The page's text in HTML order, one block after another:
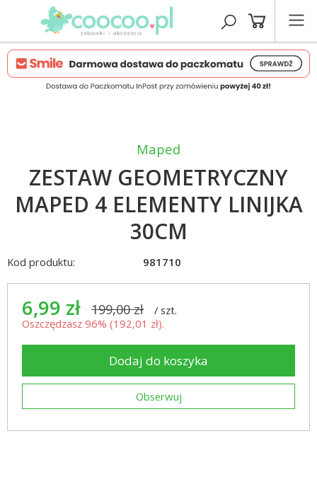
Maped
ZESTAW GEOMETRYCZNY
MAPED 4 ELEMENTY LINIJKA
30CM
Kod produktu: 981710
6,99 zł 199,00 zł / szt.
Oszczędzasz 96% (192,01 zł).
Dodaj do koszyka
Obserwuj